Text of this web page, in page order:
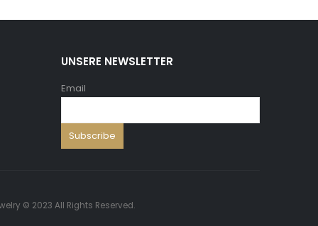
UNSERE NEWSLETTER
Email
© 2023 All Rights Reserved.